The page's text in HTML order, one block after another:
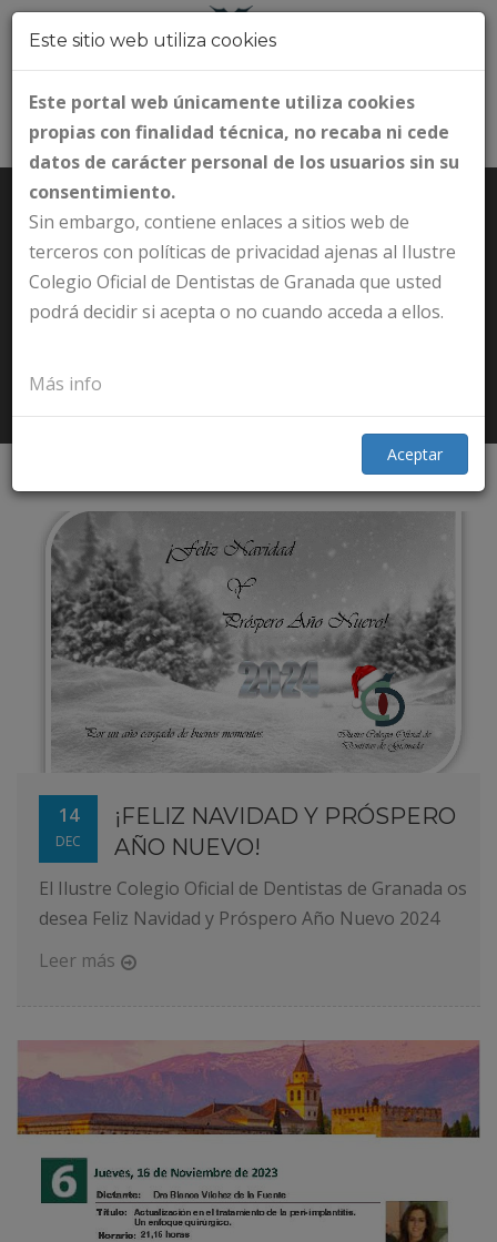
NOTICIAS
14
DEC
¡FELIZ NAVIDAD Y PRÓSPERO
AÑO NUEVO!
El Ilustre Colegio Oficial de Dentistas de Granada os
desea Feliz Navidad y Próspero Año Nuevo 2024
Leer más
Este sitio web utiliza cookies
Este portal web únicamente utiliza cookies
propias con finalidad técnica, no recaba ni cede
datos de carácter personal de los usuarios sin su
consentimiento.
Sin embargo, contiene enlaces a sitios web de
terceros con políticas de privacidad ajenas al Ilustre
Colegio Oficial de Dentistas de Granada que usted
podrá decidir si acepta o no cuando acceda a ellos.
Más info
Aceptar